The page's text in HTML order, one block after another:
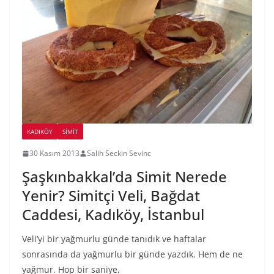
KADIKÖY SIMIT
30 Kasım 2013 Salih Seckin Sevinc
Şaşkınbakkal’da Simit Nerede
Yenir? Simitçi Veli, Bağdat
Caddesi, Kadıköy, İstanbul
Veli’yi bir yağmurlu günde tanıdık ve haftalar
sonrasında da yağmurlu bir günde yazdık. Hem de ne
yağmur. Hop bir saniye,